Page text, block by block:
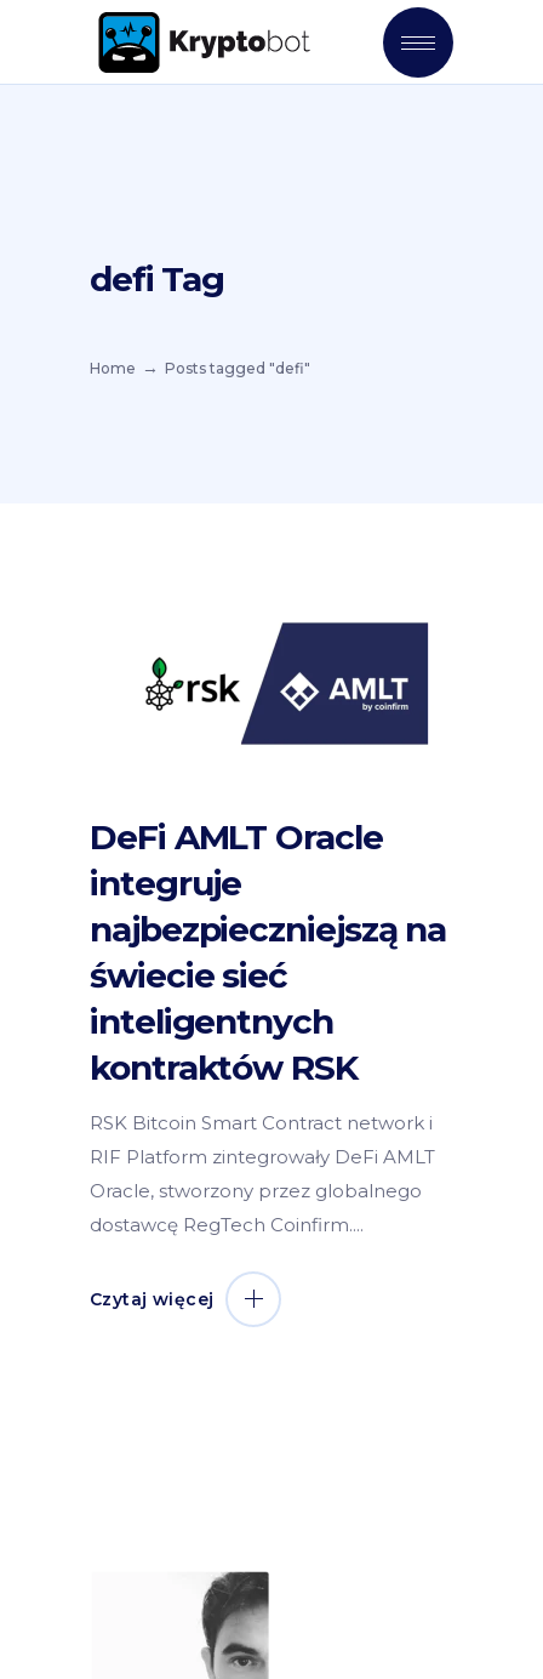
defi Tag
Home Posts tagged "defi"
DeFi AMLT Oracle
integruje
najbezpieczniejszą na
świecie sieć
inteligentnych
kontraktów RSK
RSK Bitcoin Smart Contract network i
RIF Platform zintegrowały DeFi AMLT
Oracle, stworzony przez globalnego
dostawcę RegTech Coinfirm.
Czytaj więcej